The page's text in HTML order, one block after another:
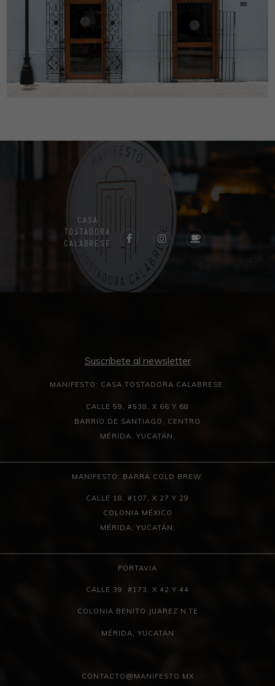
CASA
TOSTADORA
CALABRESE
Suscríbete al newsletter
MANIFESTO: CASA TOSTADORA CALABRESE.
CALLE 59, #538, X 66 Y 68
BARRIO DE SANTIAGO, CENTRO
MÉRIDA, YUCATÁN.
MANIFESTO: BARRA COLD BREW.
CALLE 18, #107, X 27 Y 29
COLONIA MÉXICO
MÉRIDA, YUCATÁN.
PORTAVIA
CALLE 39, #173, X 42 Y 44
COLONIA BENITO JUAREZ N.TE
MÉRIDA, YUCATÁN
CONTACTO@MANIFESTO.MX